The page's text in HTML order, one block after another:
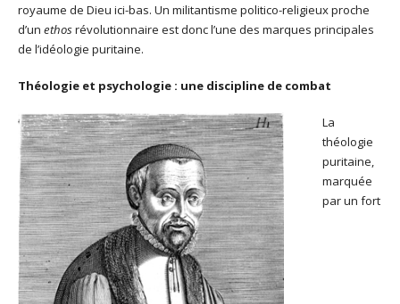
royaume de Dieu ici-bas. Un militantisme politico-religieux proche
d’un ethosrévolutionnaire est donc l’une des marques principales
de l’idéologie puritaine.
Théologie et psychologie : une discipline de combat
La
théologie
puritaine,
marquée
par un fort